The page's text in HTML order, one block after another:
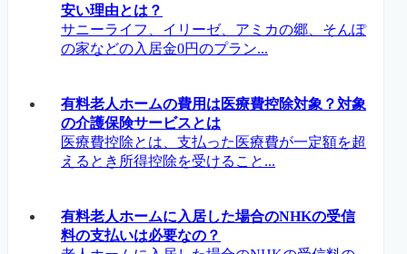
安い理由とは？
サニーライフ、イリーゼ、アミカの郷、そんぽ
の家などの入居金0円のプラン...
有料老人ホームの費用は医療費控除対象？対象
の介護保険サービスとは
医療費控除とは、支払った医療費が一定額を超
えるとき所得控除を受けること...
有料老人ホームに入居した場合のNHKの受信
料の支払いは必要なの？